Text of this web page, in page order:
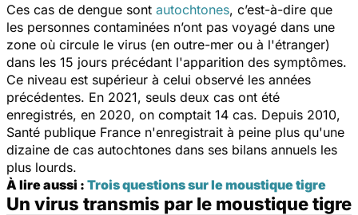
Ces cas de dengue sont autochtones, c’est-à-dire que
les personnes contaminées n’ont pas voyagé dans une
zone où circule le virus (en outre-mer ou à l'étranger)
dans les 15 jours précédant l'apparition des symptômes.
Ce niveau est supérieur à celui observé les années
précédentes. En 2021, seuls deux cas ont été
enregistrés, en 2020, on comptait 14 cas. Depuis 2010,
Santé publique France n'enregistrait à peine plus qu'une
dizaine de cas autochtones dans ses bilans annuels les
plus lourds.
À lire aussi : Trois questions sur le moustique tigre
Un virus transmis par le moustique tigre